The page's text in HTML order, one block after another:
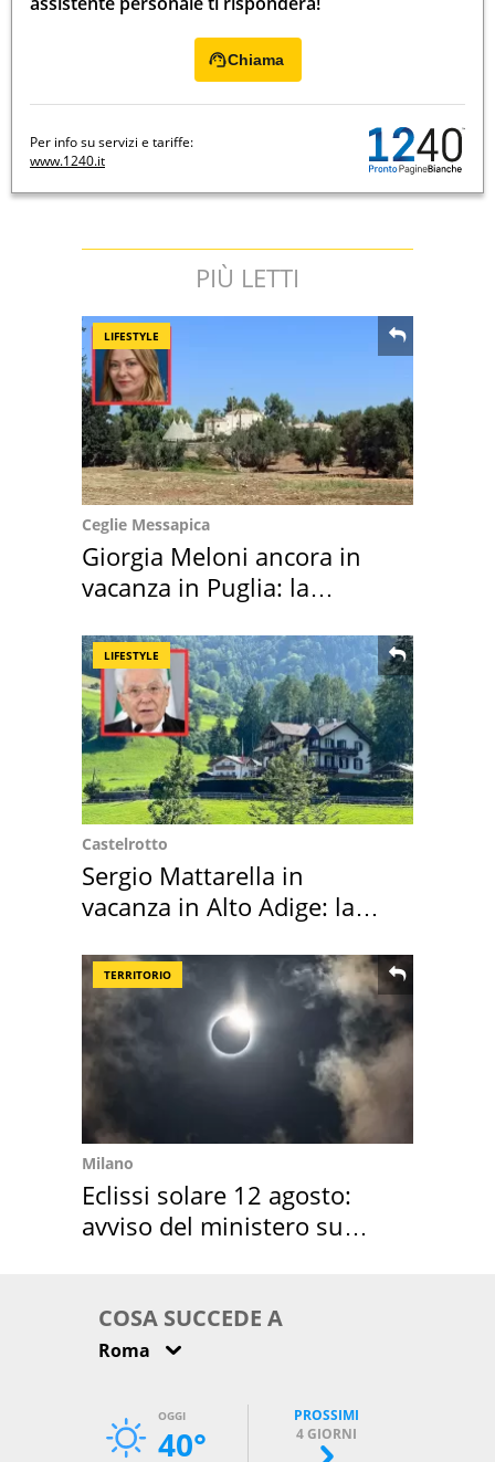
Chiama
Per info su servizi e tariffe:
www.1240.it
PIÙ LETTI
LIFESTYLE
Ceglie Messapica
Giorgia Meloni ancora in
vacanza in Puglia: la
LIFESTYLE
Castelrotto
Sergio Mattarella in
vacanza in Alto Adige: la
TERRITORIO
Milano
Eclissi solare 12 agosto:
avviso del ministero su